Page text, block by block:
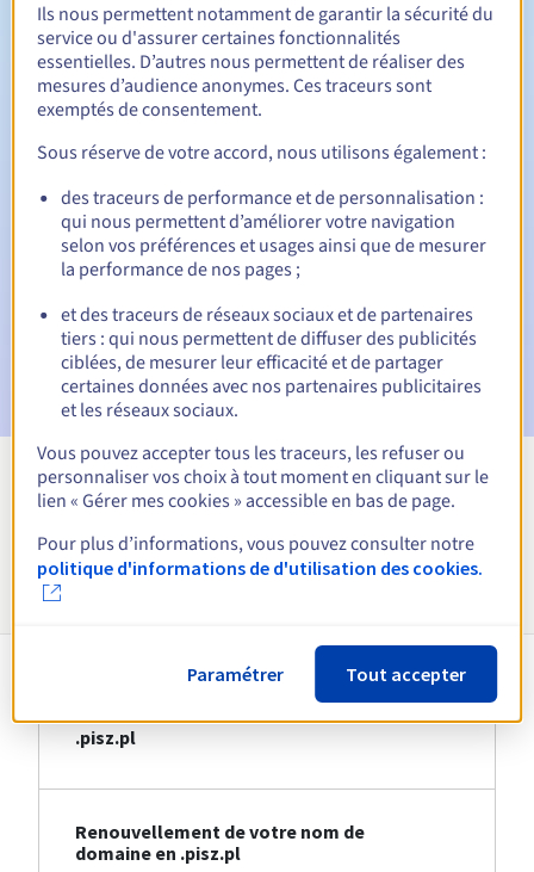
Période de rédemption
Notifications automatiques :
E-mails d'avertissement :60, 30, 15, 7 et 3 jours avant la
date d'échéance
E-mail le jour de l'expirationpour notification de la
E-mail après la période de grâce de rédemptionpour
notification de la suppression du nom de domaine
Voir toutes les extensions
Informations sur le .pisz.pl
Création de votre nom de domaine en
.pisz.pl
Renouvellement de votre nom de
domaine en .pisz.pl
Ils nous permettent notamment de garantir la sécurité du
service ou d'assurer certaines fonctionnalités
essentielles. D’autres nous permettent de réaliser des
mesures d’audience anonymes. Ces traceurs sont
exemptés de consentement.
Sous réserve de votre accord, nous utilisons également :
des traceurs de performance et de personnalisation :
qui nous permettent d’améliorer votre navigation
selon vos préférences et usages ainsi que de mesurer
la performance de nos pages ;
et des traceurs de réseaux sociaux et de partenaires
tiers : qui nous permettent de diffuser des publicités
ciblées, de mesurer leur efficacité et de partager
certaines données avec nos partenaires publicitaires
et les réseaux sociaux.
Vous pouvez accepter tous les traceurs, les refuser ou
personnaliser vos choix à tout moment en cliquant sur le
lien « Gérer mes cookies » accessible en bas de page.
Pour plus d’informations, vous pouvez consulter notre
politique d'informations de d'utilisation des cookies.
Paramétrer Tout accepter